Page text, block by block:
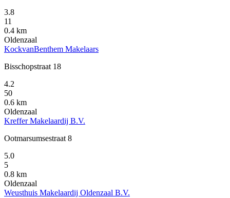
3.8
11
0.4 km
Oldenzaal
KockvanBenthem Makelaars
Bisschopstraat 18
4.2
50
0.6 km
Oldenzaal
Kreffer Makelaardij B.V.
Ootmarsumsestraat 8
5.0
5
0.8 km
Oldenzaal
Weusthuis Makelaardij Oldenzaal B.V.